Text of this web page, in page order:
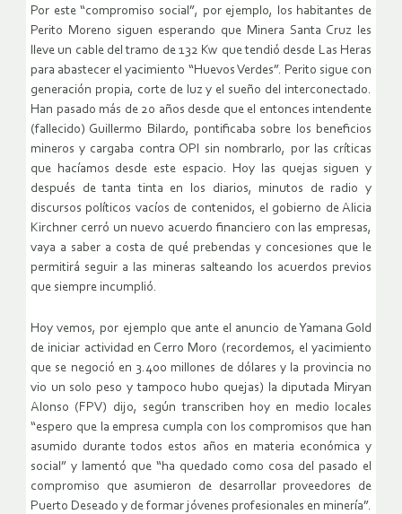
Por este “compromiso social”, por ejemplo, los habitantes de
Perito Moreno siguen esperando que Minera Santa Cruz les
lleve un cable del tramo de 132 Kw que tendió desde Las Heras
para abastecer el yacimiento “Huevos Verdes”. Perito sigue con
generación propia, corte de luz y el sueño del interconectado.
Han pasado más de 20 años desde que el entonces intendente
(fallecido) Guillermo Bilardo, pontificaba sobre los beneficios
mineros y cargaba contra OPI sin nombrarlo, por las críticas
que hacíamos desde este espacio. Hoy las quejas siguen y
después de tanta tinta en los diarios, minutos de radio y
discursos políticos vacíos de contenidos, el gobierno de Alicia
Kirchner cerró un nuevo acuerdo financiero con las empresas,
vaya a saber a costa de qué prebendas y concesiones que le
permitirá seguir a las mineras salteando los acuerdos previos
que siempre incumplió.
Hoy vemos, por ejemplo que ante el anuncio de Yamana Gold
de iniciar actividad en Cerro Moro (recordemos, el yacimiento
que se negoció en 3.400 millones de dólares y la provincia no
vio un solo peso y tampoco hubo quejas) la diputada Miryan
Alonso (FPV) dijo, según transcriben hoy en medio locales
“espero que la empresa cumpla con los compromisos que han
asumido durante todos estos años en materia económica y
social” y lamentó que “ha quedado como cosa del pasado el
compromiso que asumieron de desarrollar proveedores de
Puerto Deseado y de formar jóvenes profesionales en minería”.